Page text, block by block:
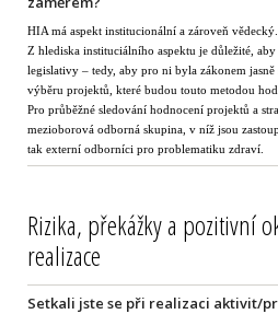
HIA má aspekt institucionální a zároveň vědecký.
Z hlediska instituciálního aspektu je důležité,
legislativy – tedy, aby pro ni byla zákonem jasně
výběru projektů, které budou touto metodou
Pro průběžné sledování hodnocení projektů a
mezioborová odborná skupina, v níž jsou
tak externí odborníci pro problematiku zdraví.
Rizika, překážky a pozitivní
realizace
Setkali jste se při realizaci aktivit/